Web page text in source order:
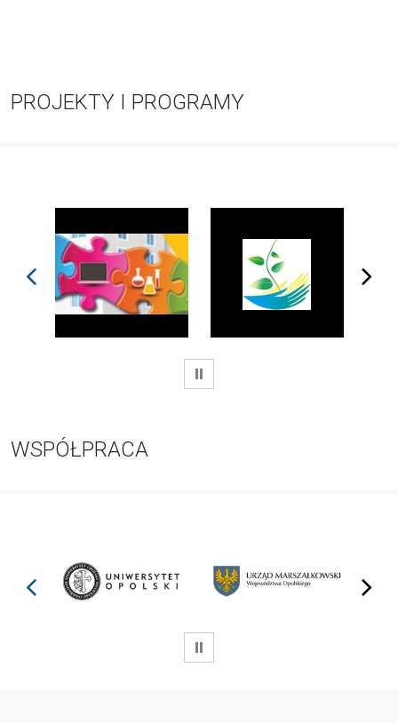
PROJEKTY I PROGRAMY
prev next
WSTRZYMAJ
WSPÓŁPRACA
prev next
WSTRZYMAJ